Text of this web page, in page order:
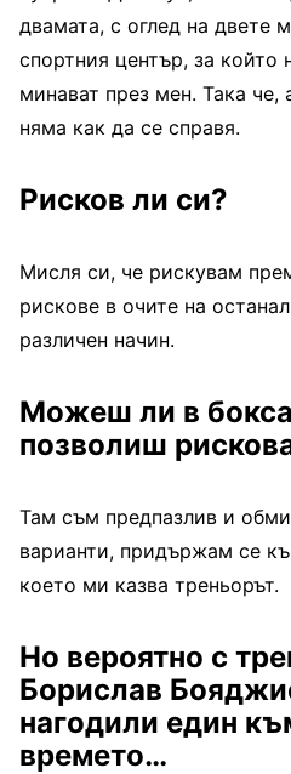
двамата, с оглед на двете
спортния център, за който
минават през мен. Така че,
няма как да се справя.
Рисков ли си?
Мисля си, че рискувам
рискове в очите на
различен начин.
Можеш ли в
позволиш
Там съм предпазлив и
варианти, придържам се
което ми казва треньорът.
Но вероятно с
Борислав
нагодили един
времето…